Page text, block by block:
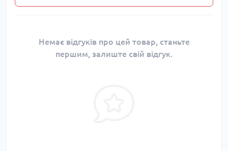
Немає відгуків про цей товар, станьте
першим, залиште свій відгук.